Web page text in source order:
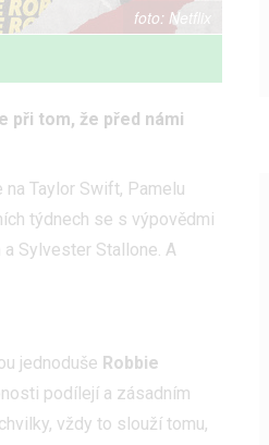
Netflix
při tom, že před námi
Taylor Swift, Pamelu
týdnech se s výpovědmi
Sylvester Stallone. A
jednoduše Robbie
podílejí a zásadním
vždy to slouží tomu,